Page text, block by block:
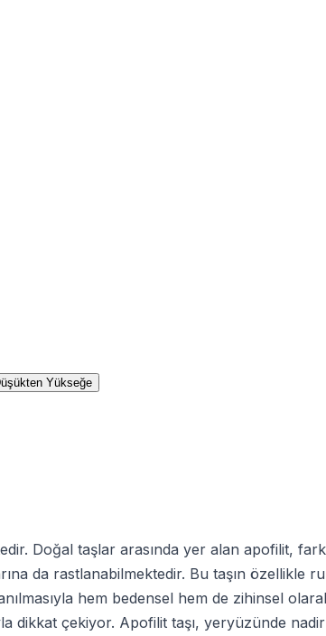
Yükseğe
Doğal taşlar arasında yer alan apofilit,
da rastlanabilmektedir. Bu taşın özellikle
hem bedensel hem de zihinsel
dikkat çekiyor. Apofilit taşı, yeryüzünde